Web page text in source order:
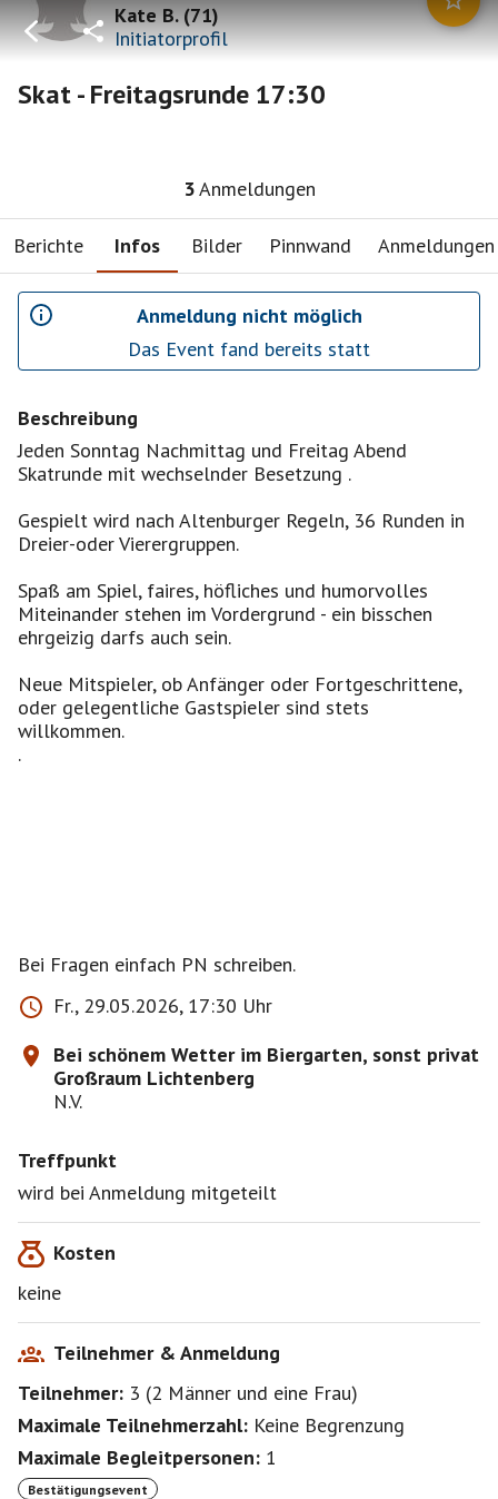
Kate B.(71)
Initiatorprofil
Skat - Freitagsrunde 17:30
3Anmeldungen
Berichte Infos Bilder Pinnwand Anmeldungen
Anmeldung nicht möglich
Das Event fand bereits statt
Beschreibung
Jeden Sonntag Nachmittag und Freitag Abend
Skatrunde mit wechselnder Besetzung .
Gespielt wird nach Altenburger Regeln, 36 Runden in
Dreier-oder Vierergruppen.
Spaß am Spiel, faires, höfliches und humorvolles
Miteinander stehen im Vordergrund - ein bisschen
ehrgeizig darfs auch sein.
Neue Mitspieler, ob Anfänger oder Fortgeschrittene,
oder gelegentliche Gastspieler sind stets
willkommen.
.
Bei Fragen einfach PN schreiben.
Fr., 29.05.2026, 17:30 Uhr
Bei schönem Wetter im Biergarten, sonst privat
Großraum Lichtenberg
N.V.
Treffpunkt
wird bei Anmeldung mitgeteilt
Kosten
keine
Teilnehmer & Anmeldung
Teilnehmer: 3 (2 Männer und eine Frau)
Maximale Teilnehmerzahl: Keine Begrenzung
Maximale Begleitpersonen: 1
Bestätigungsevent